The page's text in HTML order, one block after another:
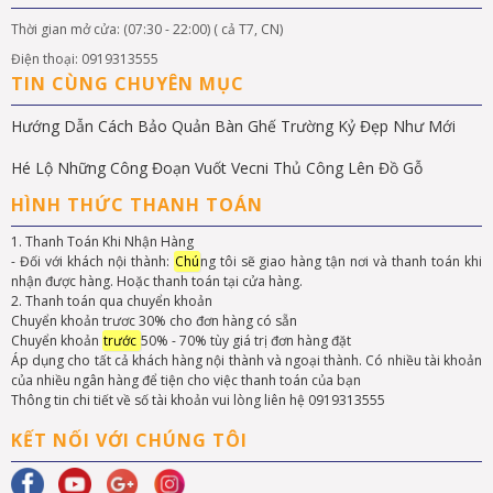
Thời gian mở cửa: (07:30 - 22:00) ( cả T7, CN)
Điện thoại: 0919313555
TIN CÙNG CHUYÊN MỤC
Hướng Dẫn Cách Bảo Quản Bàn Ghế Trường Kỷ Đẹp Như Mới
Hé Lộ Những Công Đoạn Vuốt Vecni Thủ Công Lên Đồ Gỗ
HÌNH THỨC THANH TOÁN
1. Thanh Toán Khi Nhận Hàng
- Đối với khách nội thành: Chúng tôi sẽ giao hàng tận nơi và thanh toán khi
nhận được hàng. Hoặc thanh toán tại cửa hàng.
2. Thanh toán qua chuyển khoản
Chuyển khoản trươc 30% cho đơn hàng có sẵn
Chuyển khoản trước 50% - 70% tùy giá trị đơn hàng đặt
Áp dụng cho tất cả khách hàng nội thành và ngoại thành. Có nhiều tài khoản
của nhiều ngân hàng để tiện cho việc thanh toán của bạn
Thông tin chi tiết về số tài khoản vui lòng liên hệ 0919313555
KẾT NỐI VỚI CHÚNG TÔI